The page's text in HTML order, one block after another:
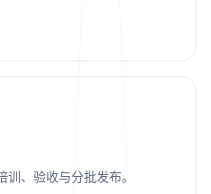
、验收与分批发布。